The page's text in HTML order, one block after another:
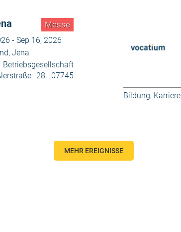
Messe
- Sep 16, 2026
Jena
28, 07745
Bildung, Karriere
MEHR EREIGNISSE